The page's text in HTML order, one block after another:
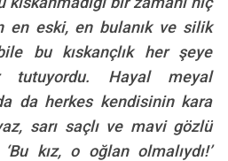
en eski, en bulanık ve silik
bu kıskançlık her şeye
tutuyordu. Hayal meyal
da herkes kendisinin kara
sarı saçlı ve mavi gözlü
kız, o oğlan olmalıydı!’